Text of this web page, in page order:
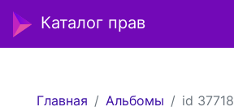
Каталог прав
Главная Альбомы id 37718